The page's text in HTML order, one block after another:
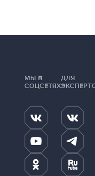
МЫ В
СОЦСЕТЯХ
ДЛЯ